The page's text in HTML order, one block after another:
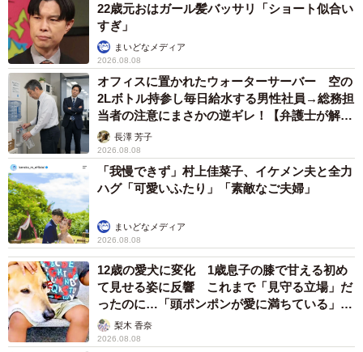
22歳元おはガール髪バッサリ「ショート似合い
すぎ」
まいどなメディア
2026.08.08
オフィスに置かれたウォーターサーバー 空の
2Lボトル持参し毎日給水する男性社員→総務担
当者の注意にまさかの逆ギレ！【弁護士が解
説】長澤 芳子
2026.08.08
「我慢できず」村上佳菜子、イケメン夫と全力
ハグ「可愛いふたり」「素敵なご夫婦」
まいどなメディア
2026.08.08
12歳の愛犬に変化 1歳息子の膝で甘える初め
て見せる姿に反響 これまで「見守る立場」だ
ったのに…「頭ポンポンが愛に満ちている」
「尊…」
梨木 香奈
2026.08.08